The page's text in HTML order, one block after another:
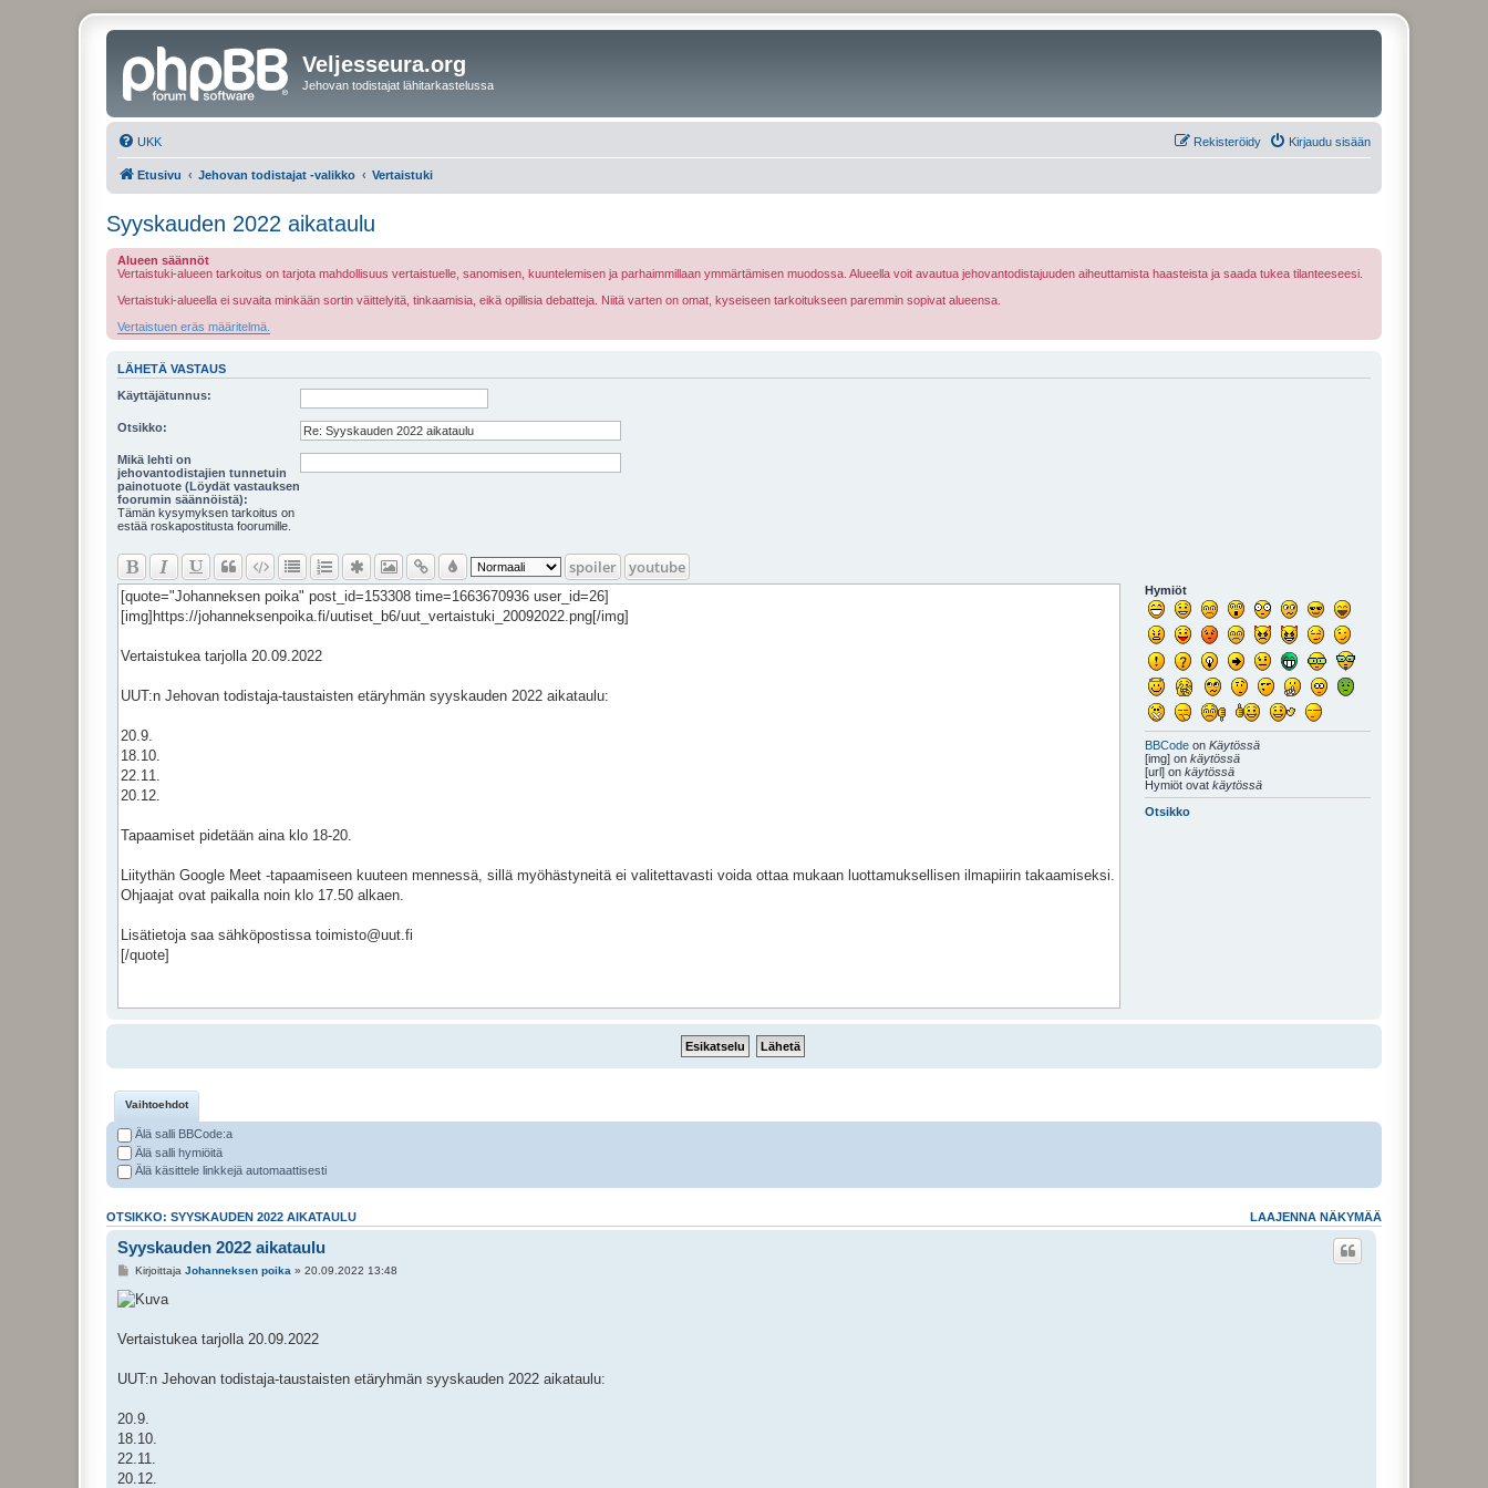
Veljesseura.org
Jehovan todistajat lähitarkastelussa
UKK Kirjaudu sisään
Rekisteröidy
Etusivu Jehovan todistajat -valikko Vertaistuki
Syyskauden 2022 aikataulu
Alueen säännöt
Vertaistuki-alueen tarkoitus on tarjota mahdollisuus vertaistuelle, sanomisen, kuuntelemisen ja parhaimmillaan ymmärtämisen muodossa. Alueella voit avautua jehovantodistajuuden aiheuttamista haasteista ja saada tukea tilanteeseesi.
Vertaistuki-alueella ei suvaita minkään sortin väittelyitä, tinkaamisia, eikä opillisia debatteja. Niitä varten on omat, kyseiseen tarkoitukseen paremmin sopivat alueensa.
Vertaistuen eräs määritelmä.
LÄHETÄ VASTAUS
Käyttäjätunnus:
Otsikko:
Mikä lehti on
jehovantodistajien tunnetuin
painotuote (Löydät vastauksen
foorumin säännöistä):
Tämän kysymyksen tarkoitus on
estää roskapostitusta foorumille.
spoiler youtube
Hymiöt
BBCode onKäytössä
[img] onkäytössä
[url] onkäytössä
Hymiöt ovatkäytössä
Otsikko
Vaihtoehdot
Älä salli BBCode:a
Älä salli hymiöitä
Älä käsittele linkkejä automaattisesti
LAAJENNA NÄKYMÄÄ
OTSIKKO: SYYSKAUDEN 2022 AIKATAULU
Syyskauden 2022 aikataulu
Kirjoittaja Johanneksen poika » 20.09.2022 13:48
Vertaistukea tarjolla 20.09.2022
UUT:n Jehovan todistaja-taustaisten etäryhmän syyskauden 2022 aikataulu:
20.9.
18.10.
22.11.
20.12.